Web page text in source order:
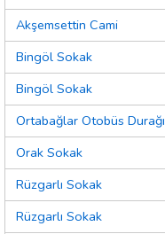
Akşemsettin Cami
Bingöl Sokak
Bingöl Sokak
Ortabağlar Otobüs Durağı
Orak Sokak
Rüzgarlı Sokak
Rüzgarlı Sokak